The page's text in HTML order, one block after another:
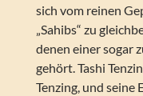
sich vom reinen
„Sahibs“ zu
denen einer sogar
gehört. Tashi
Tenzing, und seine